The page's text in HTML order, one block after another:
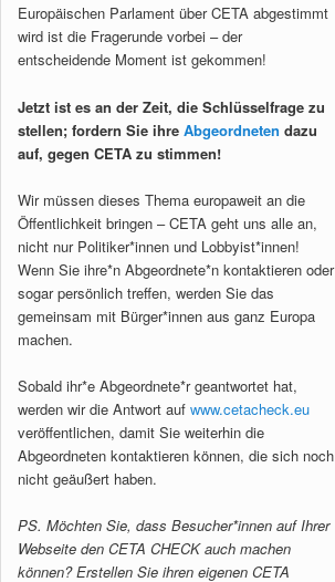
Europäischen Parlament über CETA abgestimmt
wird ist die Fragerunde vorbei – der
entscheidende Moment ist gekommen!
Jetzt ist es an der Zeit, die Schlüsselfrage zu
stellen; fordern Sie ihre Abgeordneten dazu
auf, gegen CETA zu stimmen!
Wir müssen dieses Thema europaweit an die
Öffentlichkeit bringen – CETA geht uns alle an,
nicht nur Politiker*innen und Lobbyist*innen!
Wenn Sie ihre*n Abgeordnete*n kontaktieren oder
sogar persönlich treffen, werden Sie das
gemeinsam mit Bürger*innen aus ganz Europa
machen.
Sobald ihr*e Abgeordnete*r geantwortet hat,
werden wir die Antwort auf www.cetacheck.eu
veröffentlichen, damit Sie weiterhin die
Abgeordneten kontaktieren können, die sich noch
nicht geäußert haben.
PS. Möchten Sie, dass Besucher*innen auf Ihrer
Webseite den CETA CHECK auch machen
können? Erstellen Sie ihren eigenen CETA